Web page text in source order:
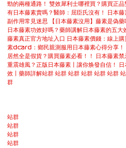
勁的兩種通路！
雙效犀利士哪裡買？購買正品
有日本藤素賣嗎？醫師：屈臣氏沒有！
日本
副作用常見迷思
【日本藤素沒用】藤素是偽
日本藤素功效好嗎？藥師講解日本藤素的五大
藤素真正官方地址入口 日本藤素價錢：線上
素dcard：鄉民親測服用日本藤素心得分享！
居然全是假貨？購買藤素必看！！
日本藤素
重震雄風？正版日本藤素丨讓你焕發自信！
效丨藥師詳解站群 站群 站群 站群 站群 站群
群
站群
站群
站群
站群